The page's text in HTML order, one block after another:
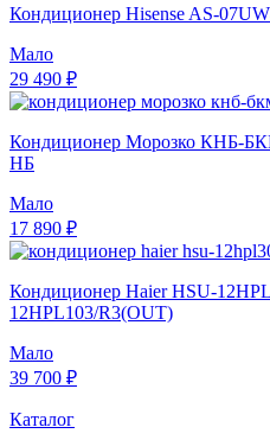
Кондиционер Hisense AS-
Мало
29 490 ₽
Кондиционер Морозко
НБ
Мало
17 890 ₽
Кондиционер Haier HSU-
12HPL103/R3(OUT)
Мало
39 700 ₽
Каталог